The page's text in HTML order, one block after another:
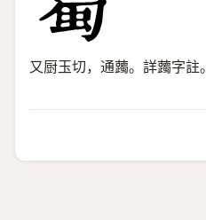
又厨玉切，通䕽。詳䕽字註。